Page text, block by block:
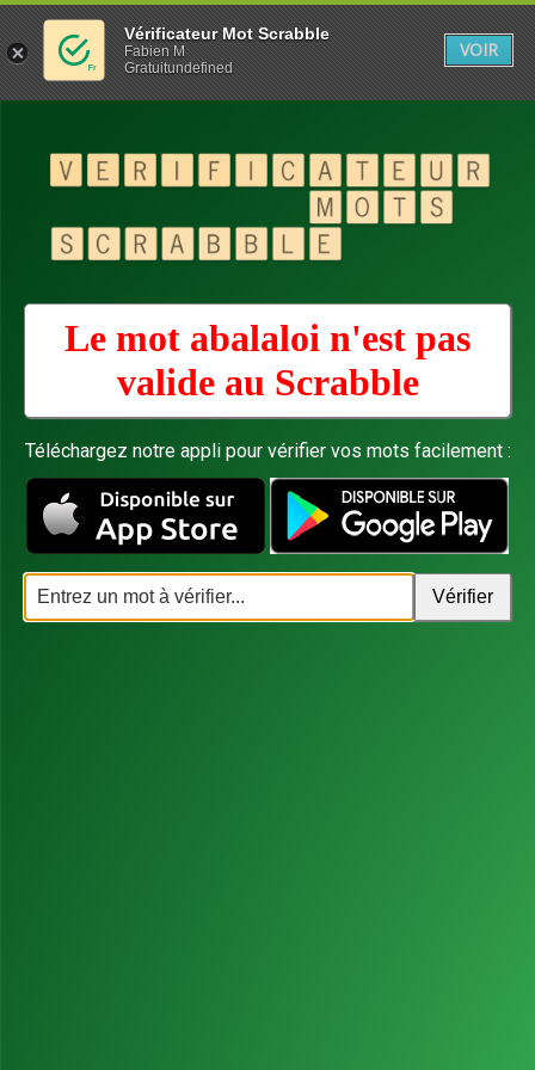
Le mot abalaloi n'est pas
valide au Scrabble
Téléchargez notre appli pour vérifier vos mots facilement :
Vérificateur Mot Scrabble
Fabien M
Gratuitundefined
VOIR